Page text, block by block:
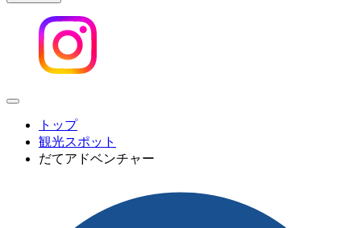
トップ
観光スポット
だてアドベンチャー